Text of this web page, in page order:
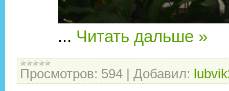
... Читать дальше »
Просмотров: 594 | Добавил: